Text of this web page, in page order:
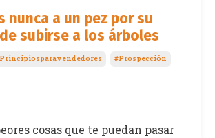
nunca a un pez por su
subirse a los árboles
#prospección
cosas que te puedan pasar